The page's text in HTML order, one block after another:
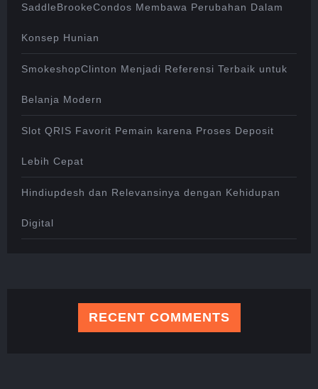
SaddleBrookeCondos Membawa Perubahan Dalam
Konsep Hunian
SmokeshopClinton Menjadi Referensi Terbaik untuk
Belanja Modern
Slot QRIS Favorit Pemain karena Proses Deposit
Lebih Cepat
Hindiupdesh dan Relevansinya dengan Kehidupan
Digital
RECENT COMMENTS